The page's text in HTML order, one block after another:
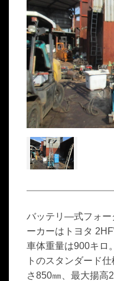
バッテリ―式フォー
ーカーはトヨタ
車体重量は900キロ
トのスタンダード
さ850㎜、最大揚高